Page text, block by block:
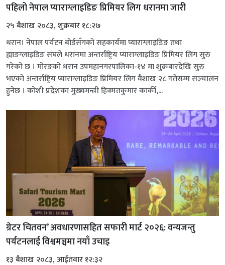
पहिलो नेपाल प्याराग्लाइडिङ प्रिमियर लिग धरानमा जारी
२५ बैशाख २०८३, शुक्रबार १८:२७
धरान। नेपाल पर्यटन बोर्डसँगको सहकार्यमा प्याराग्लाइडिङ तथा
ह्याङग्लाइडिङ संघले धरानमा अन्तर्राष्ट्रिय प्याराग्लाइडिङ प्रिमियर लिग सुरु
गरेको छ । मोरङको धरान उपमहानगरपालिका-१४ मा शुक्रबारदेखि सुरु
भएको अन्तर्राष्ट्रिय प्याराग्लाइडिङ प्रिमियर लिग वैशाख २८ गतेसम्म सञ्‍चालन
हुनेछ । कोशी प्रदेशका मुख्यमन्त्री हिक्मतकुमार कार्की,...
ग्रेटर चितवन’ अवधारणासहित सफारी मार्ट २०२६: वन्यजन्तु
पर्यटनलाई विश्वमञ्चमा नयाँ उचाइ
१३ बैशाख २०८३, आईतवार १२:३२